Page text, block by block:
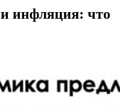
инфляция: что